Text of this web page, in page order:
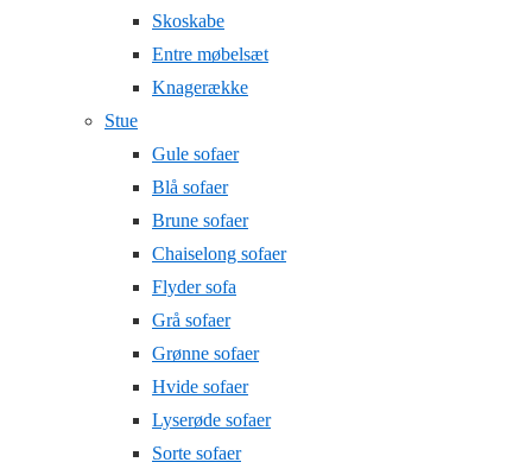
Skoskabe
Entre møbelsæt
Knagerække
Stue
Gule sofaer
Blå sofaer
Brune sofaer
Chaiselong sofaer
Flyder sofa
Grå sofaer
Grønne sofaer
Hvide sofaer
Lyserøde sofaer
Sorte sofaer